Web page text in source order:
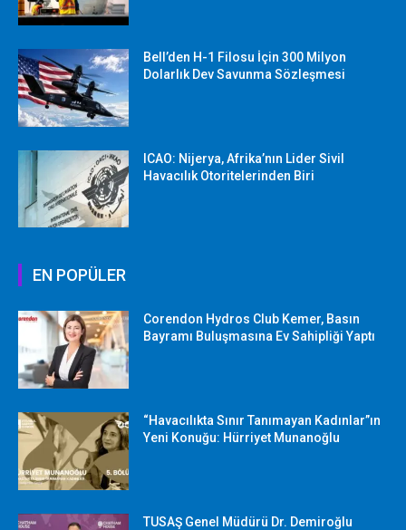
Bell’den H-1 Filosu İçin 300 Milyon
Dolarlık Dev Savunma Sözleşmesi
ICAO: Nijerya, Afrika’nın Lider Sivil
Havacılık Otoritelerinden Biri
EN POPÜLER
Corendon Hydros Club Kemer, Basın
Bayramı Buluşmasına Ev Sahipliği Yaptı
“Havacılıkta Sınır Tanımayan Kadınlar”ın
Yeni Konuğu: Hürriyet Munanoğlu
TUSAŞ Genel Müdürü Dr. Demiroğlu